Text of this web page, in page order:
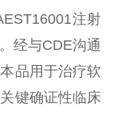
注射
经与CDE沟通
品用于治疗软
键确证性临床